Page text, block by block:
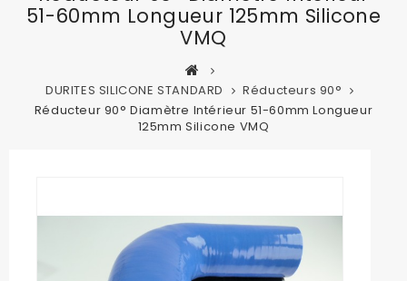
51-60mm Longueur 125mm Silicone
VMQ
DURITES SILICONE STANDARD
Réducteurs 90°
Réducteur 90° Diamètre Intérieur 51-60mm Longueur
125mm Silicone VMQ